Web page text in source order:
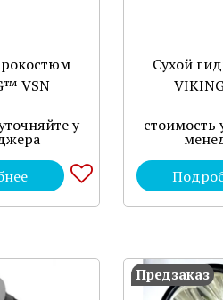
VSN
у
Сухой
стоимость
Предзаказ